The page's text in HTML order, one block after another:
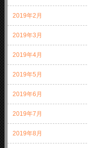
2019年2月
2019年3月
2019年4月
2019年5月
2019年6月
2019年7月
2019年8月